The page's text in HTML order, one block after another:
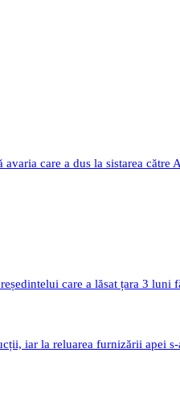
care a dus la sistarea
care a lăsat țara 3 luni
iar la reluarea furnizării apei